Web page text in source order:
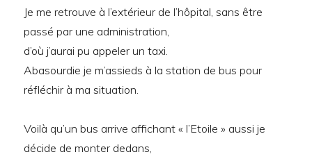
Je me retrouve à l’extérieur de l’hôpital, sans être
passé par une administration,
d’où j’aurai pu appeler un taxi.
Abasourdie je m’assieds à la station de bus pour
réfléchir à ma situation.
Voilà qu’un bus arrive affichant « l’Etoile » aussi je
décide de monter dedans,